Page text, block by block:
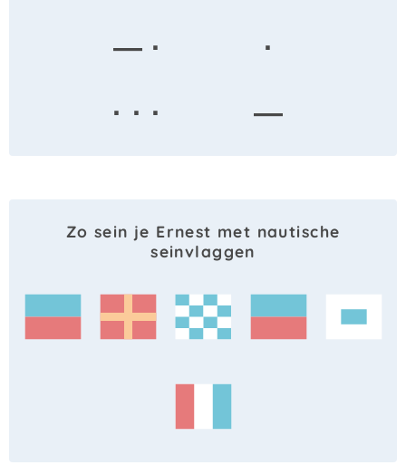
— ·
·
· · ·
—
Zo sein je Ernest met nautische
seinvlaggen